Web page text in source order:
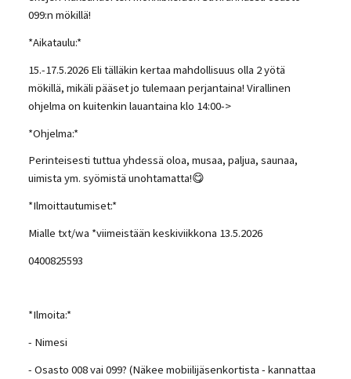
099:n mökillä!
*Aikataulu:*
15.-17.5.2026 Eli tälläkin kertaa mahdollisuus olla 2 yötä
mökillä, mikäli pääset jo tulemaan perjantaina! Virallinen
ohjelma on kuitenkin lauantaina klo 14:00->
*Ohjelma:*
Perinteisesti tuttua yhdessä oloa, musaa, paljua, saunaa,
uimista ym. syömistä unohtamatta!😋
*Ilmoittautumiset:*
Mialle txt/wa *viimeistään keskiviikkona 13.5.2026
0400825593
*Ilmoita:*
- Nimesi
- Osasto 008 vai 099? (Näkee mobiilijäsenkortista - kannattaa